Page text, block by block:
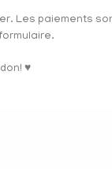
Les paiements
♥